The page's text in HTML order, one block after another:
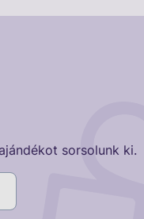
sorsolunk ki.